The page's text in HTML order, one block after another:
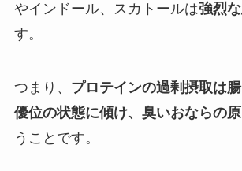
やインドール、スカトールは強烈
す。
つまり、 プロテインの過剰摂取は腸
優位の状態に傾け、臭いおならの
うことです。